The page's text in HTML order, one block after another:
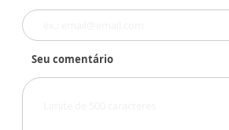
Seu comentário